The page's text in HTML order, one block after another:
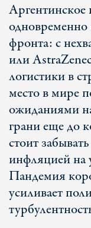
Аргентинское
фронта: с
или
логистики в
место в мире
ожиданиями
грани еще до
стоит
инфляцией на
Пандемия
усиливает